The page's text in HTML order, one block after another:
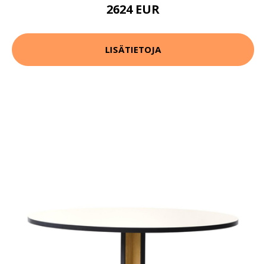
2624 EUR
LISÄTIETOJA